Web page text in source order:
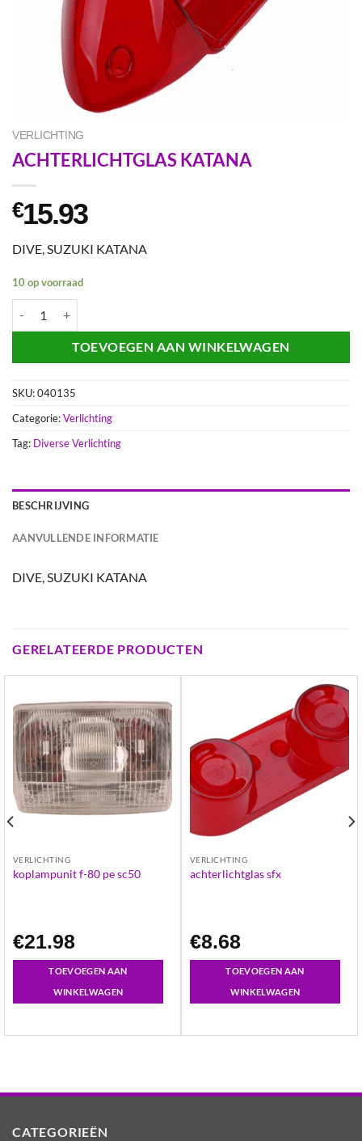
VERLICHTING
ACHTERLICHTGLAS KATANA
€15.93
DIVE, SUZUKI KATANA
10 op voorraad
TOEVOEGEN AAN WINKELWAGEN
SKU:040135
Categorie:Verlichting
Tag: Diverse Verlichting
BESCHRIJVING
AANVULLENDE INFORMATIE
DIVE, SUZUKI KATANA
GERELATEERDE PRODUCTEN
VERLICHTING
koplampunit f-80 pe sc50
€21.98
TOEVOEGEN AAN
WINKELWAGEN
VERLICHTING
achterlichtglas sfx
€8.68
TOEVOEGEN AAN
WINKELWAGEN
CATEGORIEËN